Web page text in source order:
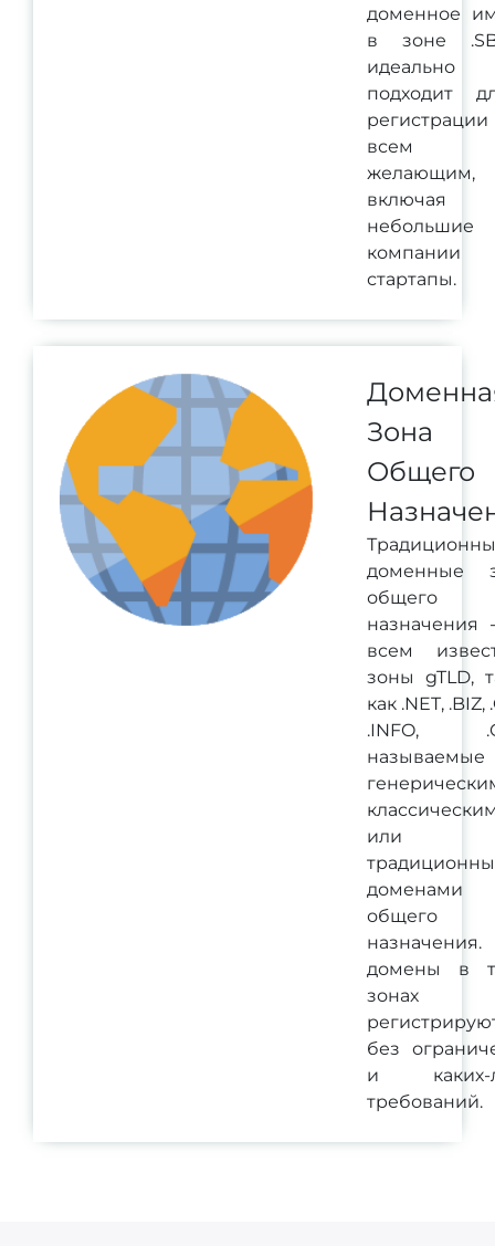
доменное
в зоне
идеально
подходит
регистрации
всем
желающим,
включая
небольшие
компании
стартапы.
Зона
Общего
доменные
общего
назначения
всем
зоны gTLD,
как .NET, .BIZ,
.INFO,
называемые
или
доменами
общего
домены в
зонах
без
и каких-
требований.